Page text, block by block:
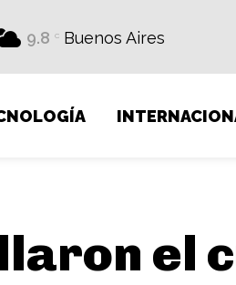
9.8 C Buenos Aires
el